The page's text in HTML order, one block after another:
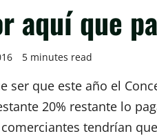
aquí que
5 minutes read
ser que este año el
20% restante lo
tendrían